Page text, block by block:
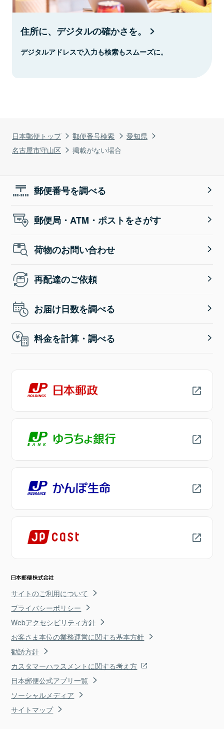
日本郵便トップ 郵便番号検索
愛知県
名古屋市守山区
掲載がない場合
住所に、デジタルの確かさを。
デジタルアドレスで入力も検索もスムーズに。
郵便番号を調べる
郵便局・ATM・ポストをさがす
荷物のお問い合わせ
再配達のご依頼
お届け日数を調べる
料金を計算・調べる
サイトのご利用について
プライバシーポリシー
Webアクセシビリティ方針
お客さま本位の業務運営に関する基本方針
勧誘方針
カスタマーハラスメントに関する考え方
日本郵便公式アプリ一覧
ソーシャルメディア
サイトマップ